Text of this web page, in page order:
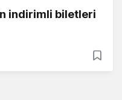
indirimli biletleri